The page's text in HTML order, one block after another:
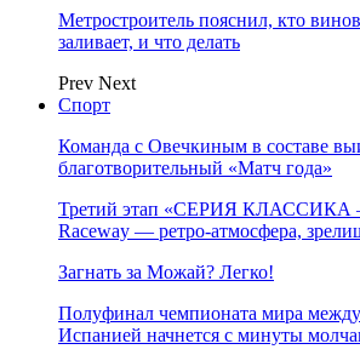
Метростроитель пояснил, кто
заливает, и что делать
Prev Next
Спорт
Команда с Овечкиным в составе
благотворительный «Матч года»
Третий этап «СЕРИЯ КЛАССИКА
Raceway — ретро‑атмосфера,
Загнать за Можай? Легко!
Полуфинал чемпионата мира
Испанией начнется с минуты